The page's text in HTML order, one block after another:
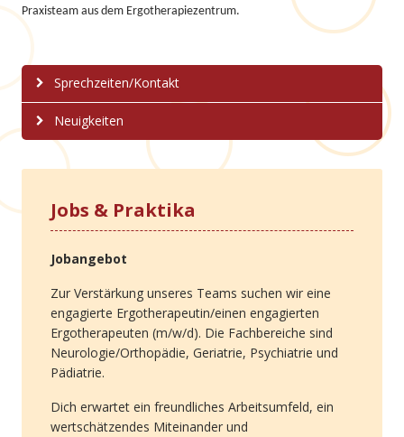
Praxisteam aus dem Ergotherapiezentrum.
Sprechzeiten/Kontakt
Neuigkeiten
Jobs & Praktika
Jobangebot
Zur Verstärkung unseres Teams suchen wir eine
engagierte Ergotherapeutin/einen engagierten
Ergotherapeuten (m/w/d). Die Fachbereiche sind
Neurologie/Orthopädie, Geriatrie, Psychiatrie und
Pädiatrie.
Dich erwartet ein freundliches Arbeitsumfeld, ein
wertschätzendes Miteinander und